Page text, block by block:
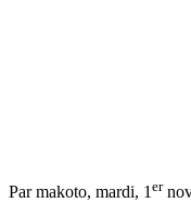
Par makoto, mardi, 1 er